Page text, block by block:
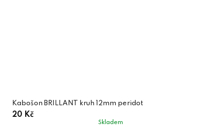
Kabošon BRILLANT kruh 12mm peridot
20 Kč
Skladem